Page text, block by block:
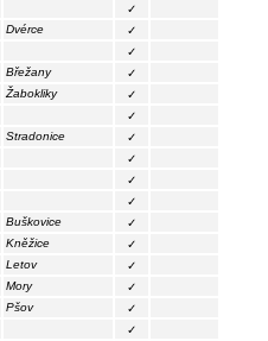
✓
Dvérce
✓
✓
Břežany
✓
Žabokliky
✓
✓
Stradonice
✓
✓
✓
✓
Buškovice
✓
Kněžice
✓
Letov
✓
Mory
✓
Pšov
✓
✓